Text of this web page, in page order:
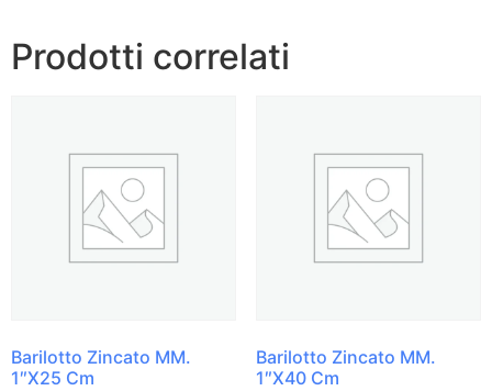
Prodotti correlati
Barilotto Zincato MM.
1″X25 Cm
Barilotto Zincato MM.
1″X40 Cm